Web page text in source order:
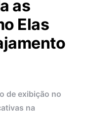
as
Elas
de exibição no
na